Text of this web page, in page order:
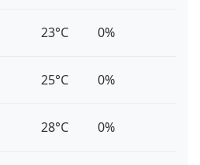
23°C 0%
25°C 0%
28°C 0%